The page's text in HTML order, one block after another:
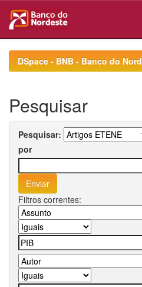
navigationDSpace - BNB - Banco do
Pesquisar
Pesquisar:
por
Filtros correntes: